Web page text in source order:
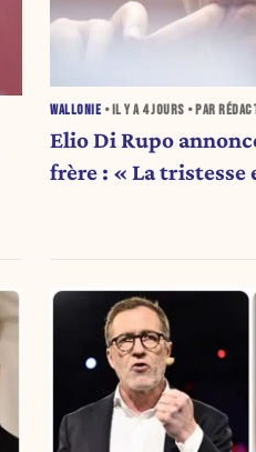
WALLONIE • IL Y A 4 JOURS • PAR
Elio Di Rupo
frère : « La tristesse